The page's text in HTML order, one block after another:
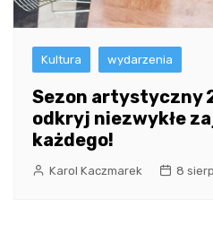
Kultura wydarzenia
Sezon artystyczny
odkryj niezwykłe
każdego!
Karol Kaczmarek 8